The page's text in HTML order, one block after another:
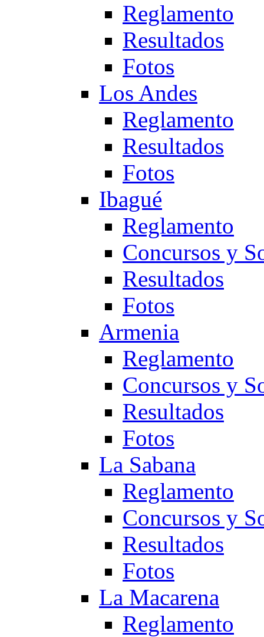
Reglamento
Resultados
Fotos
Los Andes
Reglamento
Resultados
Fotos
Ibagué
Reglamento
Concursos y
Resultados
Fotos
Armenia
Reglamento
Concursos y
Resultados
Fotos
La Sabana
Reglamento
Concursos y
Resultados
Fotos
La Macarena
Reglamento